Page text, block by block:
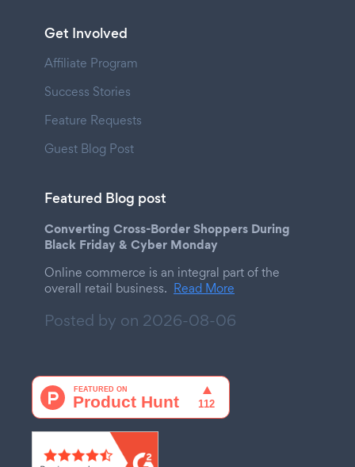
Get Involved
Affiliate Program
Success Stories
Feature Requests
Guest Blog Post
Featured Blog post
Converting Cross-Border Shoppers During
Black Friday & Cyber Monday
Online commerce is an integral part of the
overall retail business. Read More
Posted by on 2026-08-06